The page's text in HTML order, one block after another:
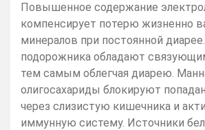
Повышенное содержание
компенсирует потерю жизненно
минералов при постоянной
подорожника обладают
тем самым облегчая диарею.
олигосахариды блокируют
через слизистую кишечника и
иммунную систему. Источники